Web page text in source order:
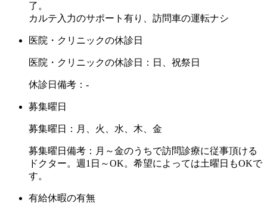
了。
カルテ入力のサポート有り、訪問車の運転ナシ
医院・クリニックの休診日
医院・クリニックの休診日：日、祝祭日
休診日備考：-
募集曜日
募集曜日：月、火、水、木、金
募集曜日備考：月～金のうちで訪問診療に従事頂ける
ドクター。週1日～OK。希望によっては土曜日もOKで
す。
有給休暇の有無